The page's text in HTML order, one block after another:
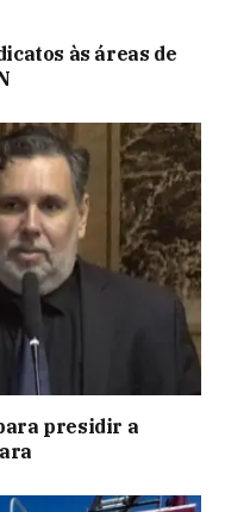
às áreas de
presidir a